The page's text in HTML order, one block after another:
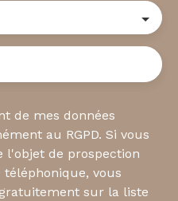
de mes données
au RGPD. Si vous
l'objet de prospection
vous
sur la liste